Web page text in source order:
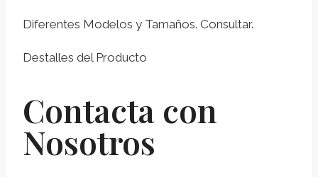
Diferentes Modelos y Tamaños. Consultar.
Destalles del Producto
Contacta con
Nosotros